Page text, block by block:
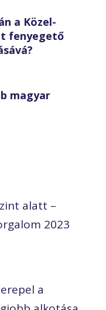
a Közel-
fenyegető
magyar
alatt –
2023
a